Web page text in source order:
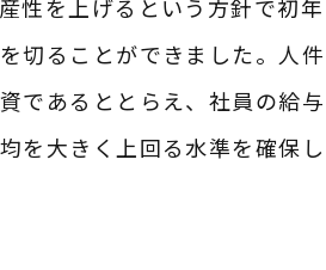
性を上げるという方針で初年
切ることができました。人件
であるととらえ、社員の給与
を大きく上回る水準を確保し